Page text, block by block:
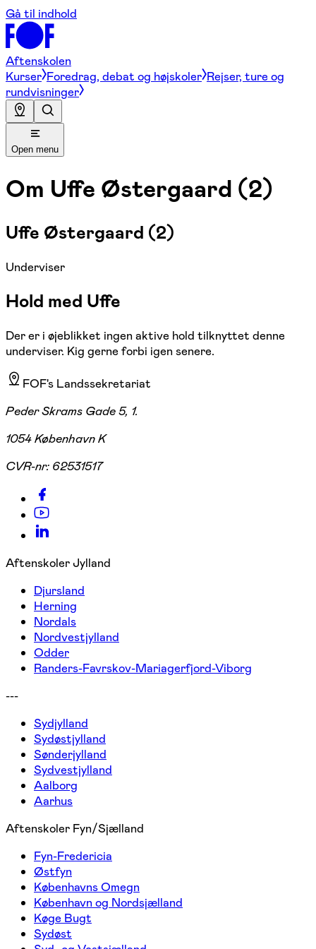
Gå til indhold
Aftenskolen
Kurser Foredrag, debat og højskoler Rejser, ture og
rundvisninger
Open menu
Om Uffe Østergaard (2)
Uffe Østergaard (2)
Underviser
Hold med Uffe
Der er i øjeblikket ingen aktive hold tilknyttet denne
underviser. Kig gerne forbi igen senere.
FOF's Landssekretariat
Peder Skrams Gade 5, 1.
1054 København K
CVR-nr: 62531517
Aftenskoler Jylland
Djursland
Herning
Nordals
Nordvestjylland
Odder
Randers-Favrskov-Mariagerfjord-Viborg
---
Sydjylland
Sydøstjylland
Sønderjylland
Sydvestjylland
Aalborg
Aarhus
Aftenskoler Fyn/Sjælland
Fyn-Fredericia
Østfyn
Københavns Omegn
København og Nordsjælland
Køge Bugt
Sydøst